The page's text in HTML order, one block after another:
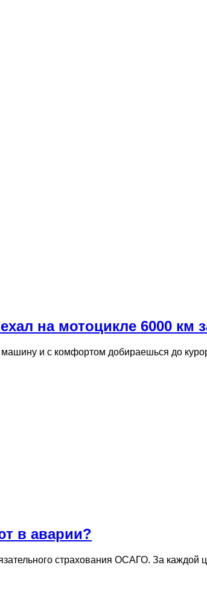
на мотоцикле 6000 км
машину и с комфортом добираешься до
в аварии?
страхования ОСАГО. За